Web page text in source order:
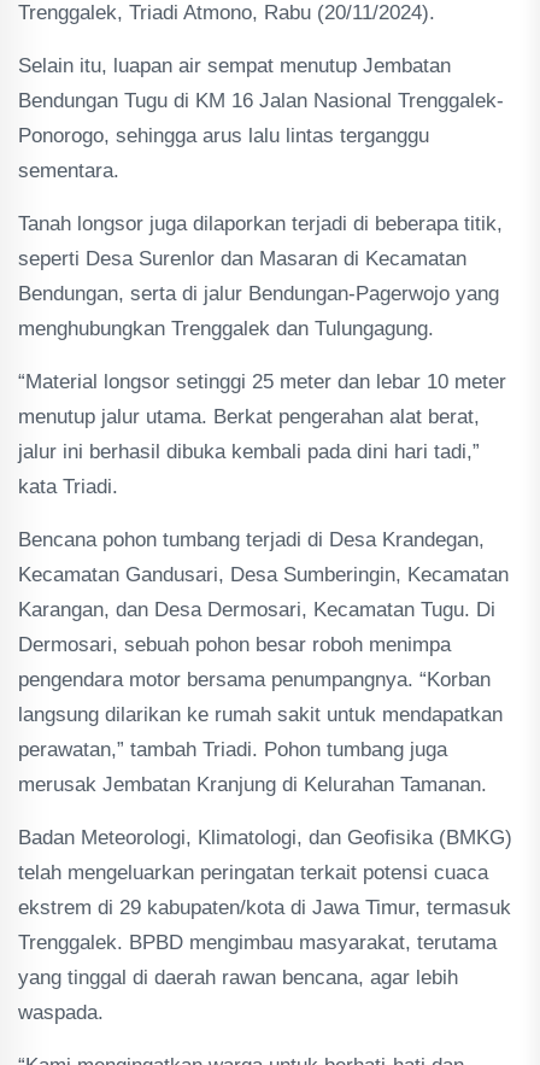
Trenggalek, Triadi Atmono, Rabu (20/11/2024).
Selain itu, luapan air sempat menutup Jembatan
Bendungan Tugu di KM 16 Jalan Nasional Trenggalek-
Ponorogo, sehingga arus lalu lintas terganggu
sementara.
Tanah longsor juga dilaporkan terjadi di beberapa titik,
seperti Desa Surenlor dan Masaran di Kecamatan
Bendungan, serta di jalur Bendungan-Pagerwojo yang
menghubungkan Trenggalek dan Tulungagung.
“Material longsor setinggi 25 meter dan lebar 10 meter
menutup jalur utama. Berkat pengerahan alat berat,
jalur ini berhasil dibuka kembali pada dini hari tadi,”
kata Triadi.
Bencana pohon tumbang terjadi di Desa Krandegan,
Kecamatan Gandusari, Desa Sumberingin, Kecamatan
Karangan, dan Desa Dermosari, Kecamatan Tugu. Di
Dermosari, sebuah pohon besar roboh menimpa
pengendara motor bersama penumpangnya. “Korban
langsung dilarikan ke rumah sakit untuk mendapatkan
perawatan,” tambah Triadi. Pohon tumbang juga
merusak Jembatan Kranjung di Kelurahan Tamanan.
Badan Meteorologi, Klimatologi, dan Geofisika (BMKG)
telah mengeluarkan peringatan terkait potensi cuaca
ekstrem di 29 kabupaten/kota di Jawa Timur, termasuk
Trenggalek. BPBD mengimbau masyarakat, terutama
yang tinggal di daerah rawan bencana, agar lebih
waspada.